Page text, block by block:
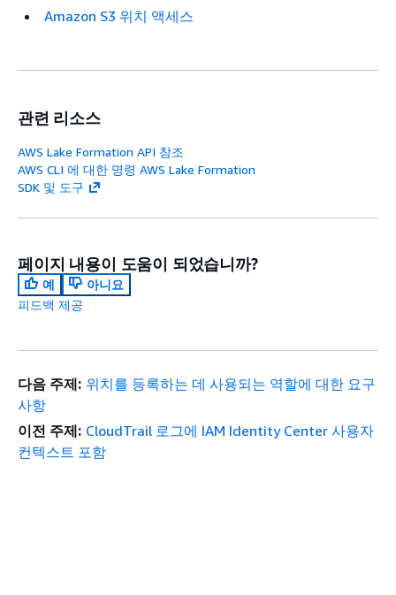
Amazon S3 위치 액세스
관련 리소스
AWS Lake Formation API 참조
AWS CLI 에 대한 명령 AWS Lake Formation
SDK 및 도구
페이지 내용이 도움이 되었습니까?
예
아니요
피드백 제공
다음 주제: 위치를 등록하는 데 사용되는 역할에 대한 요구
사항
이전 주제: CloudTrail 로그에 IAM Identity Center 사용자
컨텍스트 포함